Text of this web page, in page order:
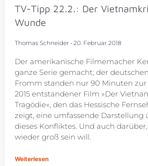
TV-Tipp 22.2.: Der
Wunde
Thomas Schneider 20. Februar 2018
Der amerikanische Filmemacher
ganze Serie gemacht; der
Fromm standen nur 90 Minuten
2015 entstandener Film »Der
Tragödie«, den das Hessische
zeigt, eine umfassende Darstellung
dieses Konfliktes. Und auch
wieder groß sein will.
Weiterlesen